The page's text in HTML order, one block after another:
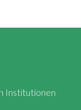
Institutionen